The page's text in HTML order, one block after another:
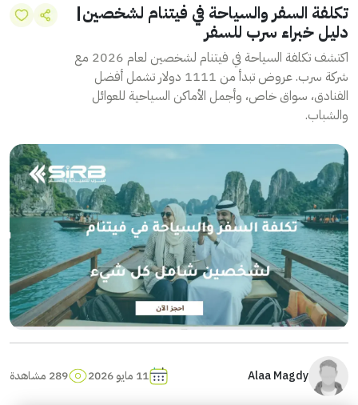
تكلفة السفر والسياحة في فيتنام لشخصين|
دليل خبراء سرب للسفر
اكتشف تكلفة السياحة في فيتنام لشخصين لعام 2026 مع
شركة سرب. عروض تبدأ من 1111 دولار تشمل أفضل
الفنادق، سواق خاص، وأجمل الأماكن السياحية للعوائل
والشباب.
Alaa Magdy 11 مايو 2026 289 مشاهدة